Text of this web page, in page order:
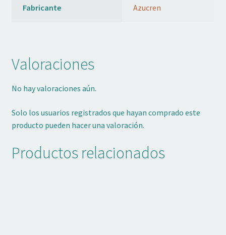
Fabricante Azucren
Valoraciones
No hay valoraciones aún.
Solo los usuarios registrados que hayan comprado este
producto pueden hacer una valoración.
Productos relacionados